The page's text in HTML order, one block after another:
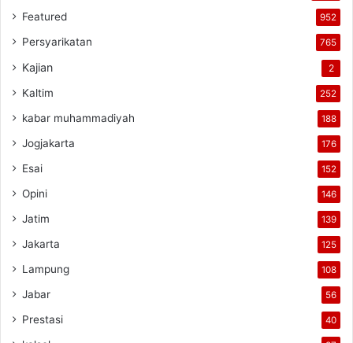
Featured 952
Persyarikatan 765
Kajian 2
Kaltim 252
kabar muhammadiyah 188
Jogjakarta 176
Esai 152
Opini 146
Jatim 139
Jakarta 125
Lampung 108
Jabar 56
Prestasi 40